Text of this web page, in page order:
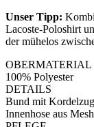
Unser Tipp:
Lacoste-Poloshirt
der mühelos
OBERMATERIAL
100% Polyester
DETAILS
Bund mit
Innenhose aus Mesh